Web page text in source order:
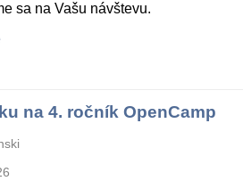
sa na Vašu návštevu.
na 4. ročník OpenCamp